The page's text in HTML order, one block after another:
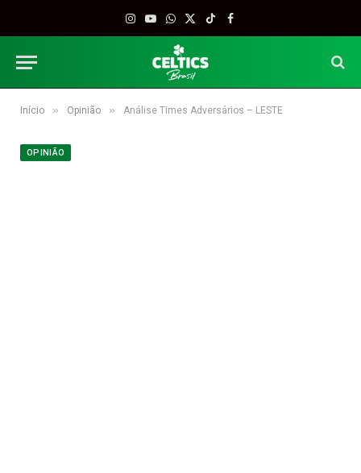
Instagram
YouTube
WhatsApp
X
TikTokFacebook
Início » Opinião » Análise Times Adversários – LESTE
OPINIÃO